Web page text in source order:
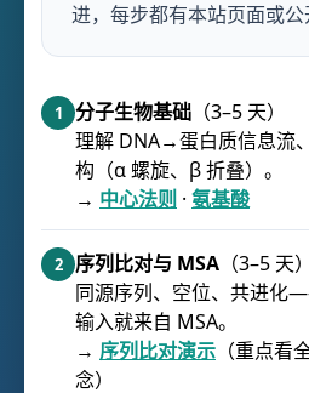
进，每步都有本站页面或公
1 分子生物基础 （3–5 天）
理解 DNA→蛋白质信息流
构（α 螺旋、β 折叠）。
→ 中心法则 · 氨基酸
2 序列比对与 MSA （3–5 天）
同源序列、空位、共进化
输入就来自 MSA。
→ 序列比对演示 （重点看
念）